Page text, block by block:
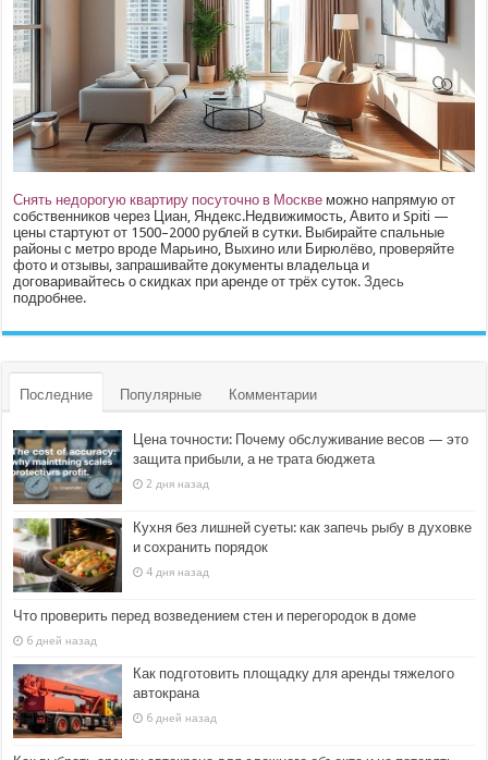
Снять недорогую квартиру посуточно в Москве можно напрямую от
собственников через Циан, Яндекс.Недвижимость, Авито и Spiti —
цены стартуют от 1500–2000 рублей в сутки. Выбирайте спальные
районы с метро вроде Марьино, Выхино или Бирюлёво, проверяйте
фото и отзывы, запрашивайте документы владельца и
договаривайтесь о скидках при аренде от трёх суток.Здесь
подробнее.
Последние Популярные Комментарии
Цена точности: Почему обслуживание весов — это
защита прибыли, а не трата бюджета
2 дня назад
Кухня без лишней суеты: как запечь рыбу в духовке
и сохранить порядок
4 дня назад
Что проверить перед возведением стен и перегородок в доме
6 дней назад
Как подготовить площадку для аренды тяжелого
автокрана
6 дней назад